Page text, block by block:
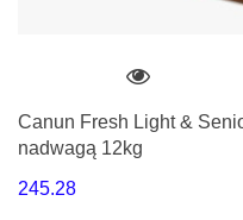
Canun Fresh Light &
nadwagą 12kg
245.28